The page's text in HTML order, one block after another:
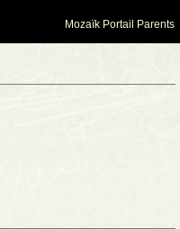
Mozaïk Portail Parents